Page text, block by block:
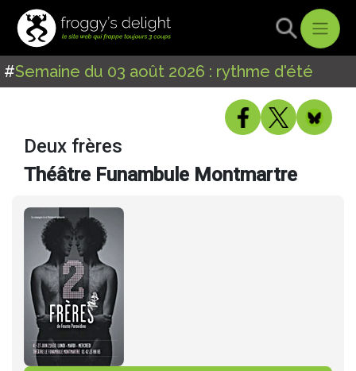
#Semaine du 03 août 2026 : rythme d'été
Deux frères
Théâtre Funambule Montmartre